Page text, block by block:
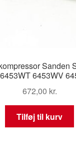
Sanden
6453WV
672,00 kr.
Tilføj til kurv